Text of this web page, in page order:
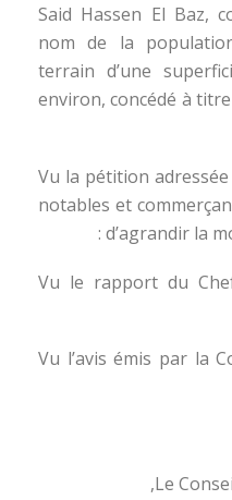
Said Hassen El Baz,
nom de la
terrain d’une
environ, concédé à
Vu la pétition
notables et
d’agrandir la
Vu le rapport du
Vu l’avis émis par la
Le